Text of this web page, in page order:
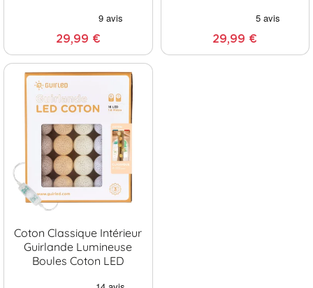
29,99 € 29,99 €
Coton Classique Intérieur
Guirlande Lumineuse
Boules Coton LED